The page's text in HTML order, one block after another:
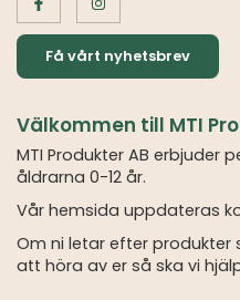
Få vårt nyhetsbrev
Välkommen till MTI
MTI Produkter AB erbjuder
åldrarna 0-12 år.
Vår hemsida uppdateras
Om ni letar efter produkter
att höra av er så ska vi